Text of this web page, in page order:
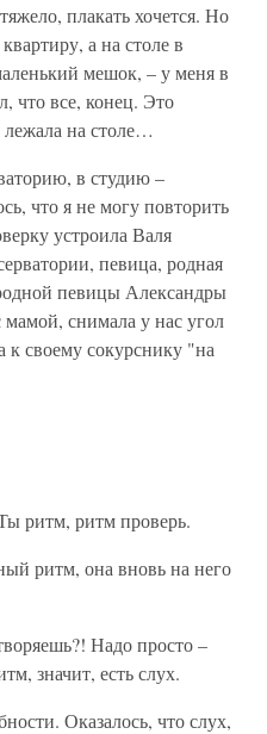
плакать хочется. Но
а на столе в
мешок, – у меня в
что все, конец. Это
на столе…
в студию –
что я не могу повторить
устроила Валя
певица, родная
певицы Александры
снимала у нас угол
к своему сокурснику "на
ритм, ритм проверь.
ритм, она вновь на него
Надо просто –
значит, есть слух.
Оказалось, что слух,